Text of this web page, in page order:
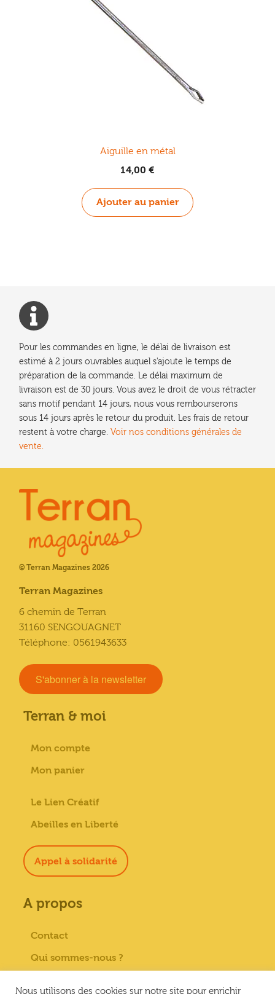
Aiguille en métal
14,00 €
Ajouter au panier
Pour les commandes en ligne, le délai de livraison est
estimé à 2 jours ouvrables auquel s'ajoute le temps de
préparation de la commande. Le délai maximum de
livraison est de 30 jours. Vous avez le droit de vous rétracter
sans motif pendant 14 jours, nous vous rembourserons
sous 14 jours après le retour du produit. Les frais de retour
restent à votre charge. Voir nos conditions générales de
vente.
© Terran Magazines 2026
Terran Magazines
6 chemin de Terran
31160 SENGOUAGNET
Téléphone: 0561943633
S'abonner à la newsletter
Terran & moi
Mon compte
Mon panier
Le Lien Créatif
Abeilles en Liberté
Appel à solidarité
A propos
Contact
Qui sommes-nous ?
Nous utilisons des cookies sur notre site pour enrichir